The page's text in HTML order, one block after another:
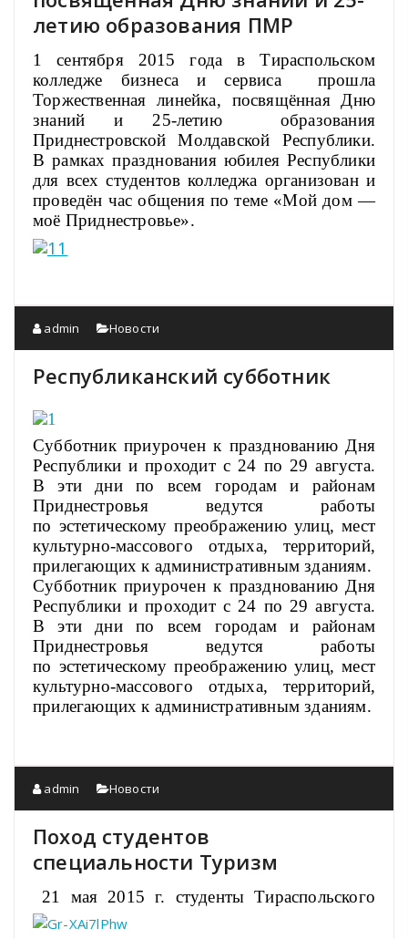
летию образования ПМР
1 сентября 2015 года в Тираспольском
колледже бизнеса и сервиса прошла
Торжественная линейка, посвящённая Дню
знаний и 25-летию образования
Приднестровской Молдавской Республики.
В рамках празднования юбилея Республики
для всех студентов колледжа организован и
проведён час общения по теме «Мой дом —
моё Приднестровье».
admin Новости
Республиканский субботник
Субботник приурочен к празднованию Дня
Республики и проходит с 24 по 29 августа.
В эти дни по всем городам и районам
Приднестровья ведутся работы
по эстетическому преображению улиц, мест
культурно-массового отдыха, территорий,
прилегающих к административным зданиям.
Субботник приурочен к празднованию Дня
Республики и проходит с 24 по 29 августа.
В эти дни по всем городам и районам
Приднестровья ведутся работы
по эстетическому преображению улиц, мест
культурно-массового отдыха, территорий,
прилегающих к административным зданиям.
admin Новости
Поход студентов
специальности Туризм
21 мая 2015 г. студенты Тираспольского